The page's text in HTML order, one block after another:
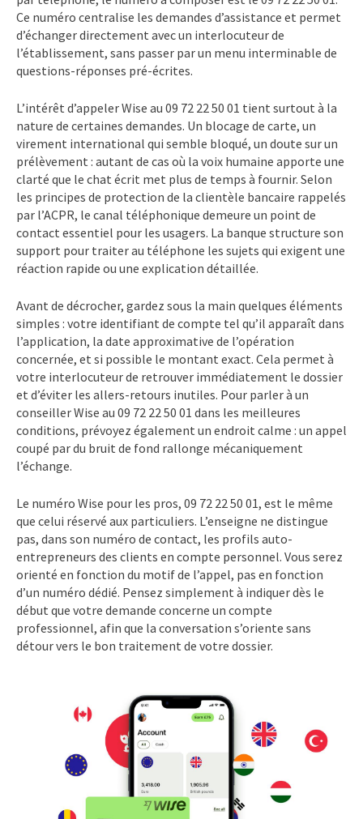
Ce numéro centralise les demandes d’assistance et permet
d’échanger directement avec un interlocuteur de
l’établissement, sans passer par un menu interminable de
questions-réponses pré-écrites.
L’intérêt d’appeler Wise au 09 72 22 50 01 tient surtout à la
nature de certaines demandes. Un blocage de carte, un
virement international qui semble bloqué, un doute sur un
prélèvement : autant de cas où la voix humaine apporte une
clarté que le chat écrit met plus de temps à fournir. Selon
les principes de protection de la clientèle bancaire rappelés
par l’ACPR, le canal téléphonique demeure un point de
contact essentiel pour les usagers. La banque structure son
support pour traiter au téléphone les sujets qui exigent une
réaction rapide ou une explication détaillée.
Avant de décrocher, gardez sous la main quelques éléments
simples : votre identifiant de compte tel qu’il apparaît dans
l’application, la date approximative de l’opération
concernée, et si possible le montant exact. Cela permet à
votre interlocuteur de retrouver immédiatement le dossier
et d’éviter les allers-retours inutiles. Pour parler à un
conseiller Wise au 09 72 22 50 01 dans les meilleures
conditions, prévoyez également un endroit calme : un appel
coupé par du bruit de fond rallonge mécaniquement
l’échange.
Le numéro Wise pour les pros, 09 72 22 50 01, est le même
que celui réservé aux particuliers. L’enseigne ne distingue
pas, dans son numéro de contact, les profils auto-
entrepreneurs des clients en compte personnel. Vous serez
orienté en fonction du motif de l’appel, pas en fonction
d’un numéro dédié. Pensez simplement à indiquer dès le
début que votre demande concerne un compte
professionnel, afin que la conversation s’oriente sans
détour vers le bon traitement de votre dossier.